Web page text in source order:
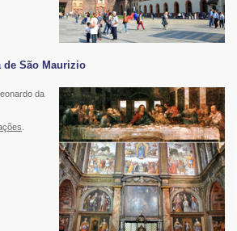
de São Maurizio
da